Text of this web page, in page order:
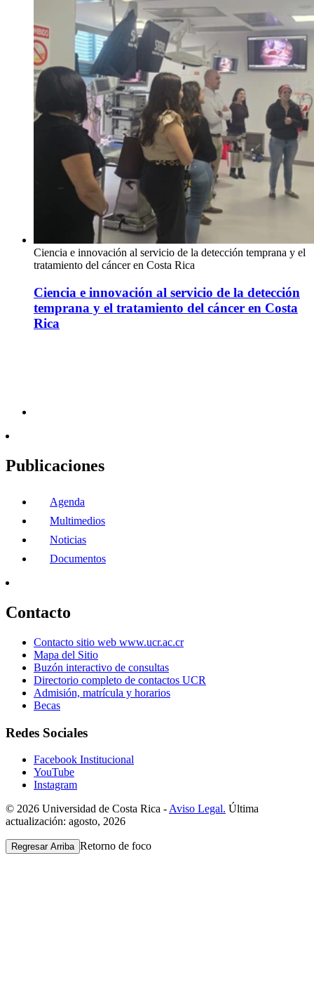
Ciencia e innovación al servicio de la detección temprana y el
tratamiento del cáncer en Costa Rica
Ciencia e innovación al servicio de la detección
temprana y el tratamiento del cáncer en Costa
Rica
Publicaciones
Agenda
Multimedios
Noticias
Documentos
Contacto
Contacto sitio web www.ucr.ac.cr
Mapa del Sitio
Buzón interactivo de consultas
Directorio completo de contactos UCR
Admisión, matrícula y horarios
Becas
Redes Sociales
Facebook Institucional
YouTube
Instagram
© 2026 Universidad de Costa Rica -Aviso Legal. Última
actualización: agosto, 2026
Regresar Arriba Retorno de foco